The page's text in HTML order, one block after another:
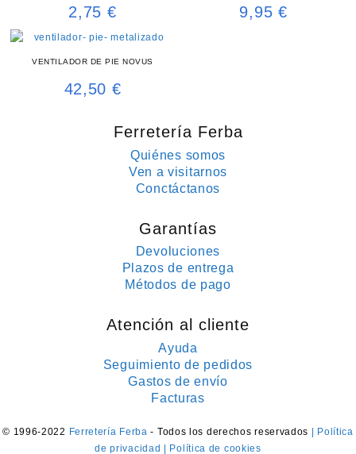
2,75 € 9,95 €
VENTILADOR DE PIE NOVUS
42,50 €
Ferretería Ferba
Quiénes somos
Ven a visitarnos
Conctáctanos
Garantías
Devoluciones
Plazos de entrega
Métodos de pago
Atención al cliente
Ayuda
Seguimiento de pedidos
Gastos de envío
Facturas
© 1996-2022 Ferretería Ferba- Todos los derechos reservados
| Política
de privacidad
| Política de cookies